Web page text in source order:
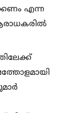
എന്ന